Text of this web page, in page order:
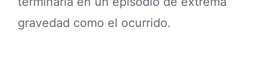
gravedad como el ocurrido.